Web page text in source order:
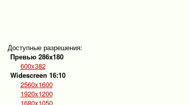
Доступные разрешения:
Превью 286x180
600x382
Widescreen 16:10
2560x1600
1920x1200
1680x1050